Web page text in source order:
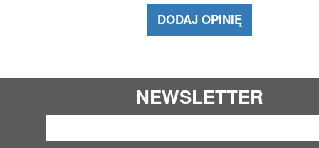
DODAJ OPINIĘ
NEWSLETTER